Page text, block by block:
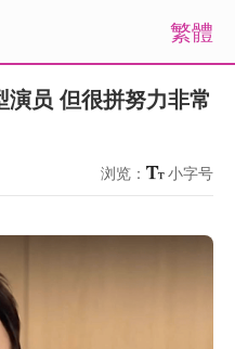
繁體
演员 但很拼努力非常
浏览： 小字号